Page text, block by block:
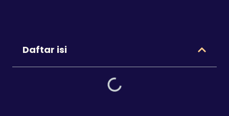
Daftar isi